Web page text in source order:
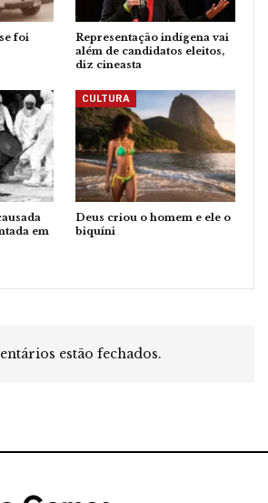
foi
Representação indígena vai
além de candidatos eleitos,
diz cineasta
em
CULTURA
Deus criou o homem e ele o
biquíni
estão fechados.